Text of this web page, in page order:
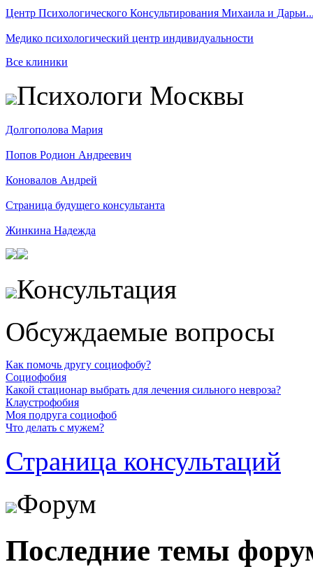
Центр Психологического Консультирования Михаила и
Медико психологический центр индивидуальности
Все клиники
Психологи Москвы
Долгополова Мария
Попов Родион Андреевич
Коновалов Андрей
Страница будущего консультанта
Жинкина Надежда
Консультация
Обсуждаемые вопросы
Как помочь другу социофобу?
Социофобия
Какой стационар выбрать для лечения сильного невроза?
Клаустрофобия
Моя подруга социофоб
Что делать с мужем?
Страница консультаций
Форум
Последние темы